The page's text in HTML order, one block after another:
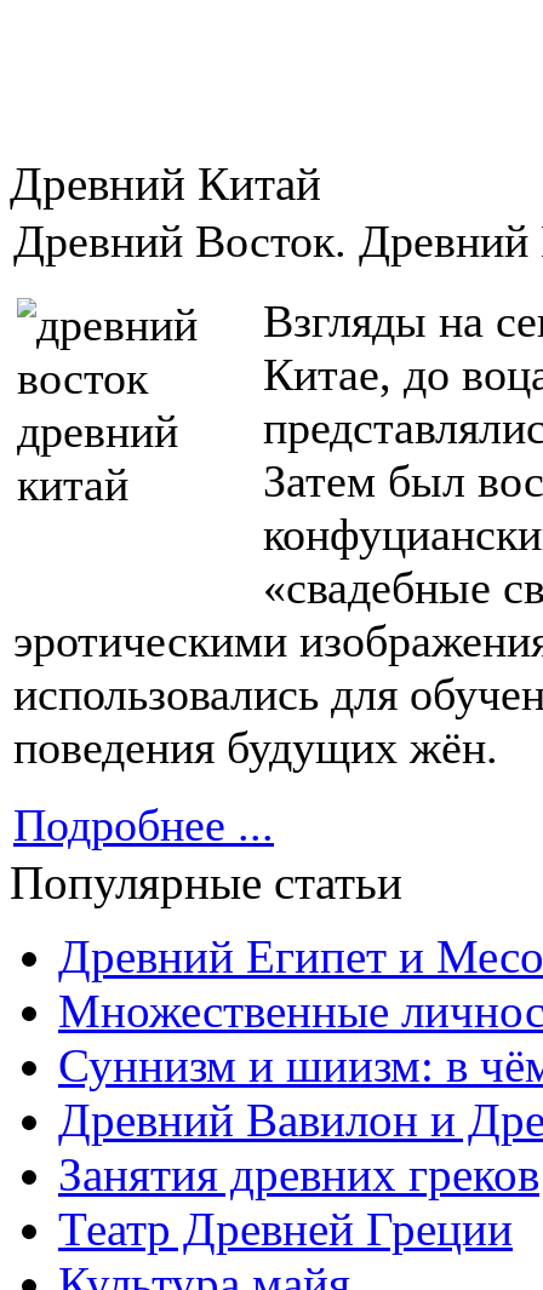
Древний Китай
Древний Восток. Древний
Взгляды на
Китае, до
Затем был
«свадебные
эротическими
использовались для
поведения будущих жён.
Подробнее ...
Популярные статьи
Древний Египет и
Множественные
Суннизм и шиизм: в
Древний Вавилон и
Занятия древних греков
Театр Древней Греции